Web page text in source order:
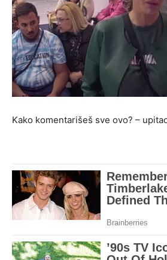
Kako komentarišeš sve ovo? –